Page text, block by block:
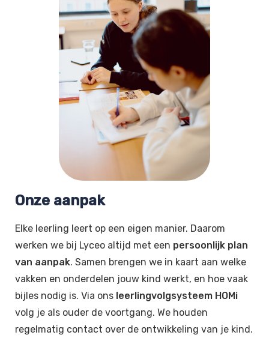
Onze aanpak
Elke leerling leert op een eigen manier. Daarom
werken we bij Lyceo altijd met een persoonlijk plan
van aanpak. Samen brengen we in kaart aan welke
vakken en onderdelen jouw kind werkt, en hoe vaak
bijles nodig is. Via ons leerlingvolgsysteem HOMi
volg je als ouder de voortgang. We houden
regelmatig contact over de ontwikkeling van je kind.